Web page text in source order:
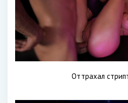
Оттрахал